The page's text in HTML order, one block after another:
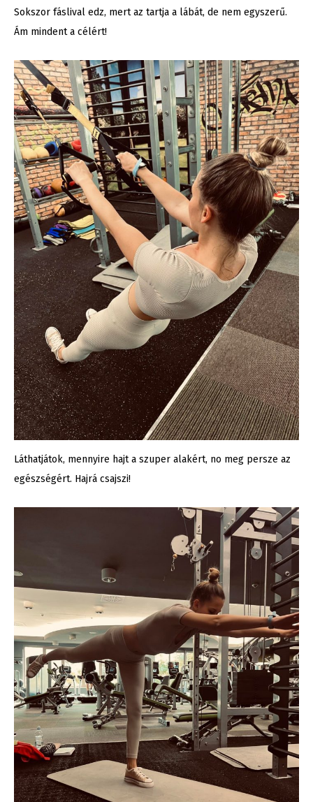
Sokszor fáslival edz, mert az tartja a lábát, de nem egyszerű.
Ám mindent a célért!
Láthatjátok, mennyire hajt a szuper alakért, no meg persze az
egészségért. Hajrá csajszi!